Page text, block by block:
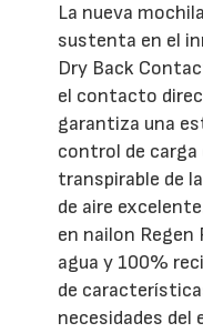
La nueva
sustenta en el
Dry Back
el contacto
garantiza una
control de carga
transpirable de
de aire
en nailon Regen
agua y 100%
de
necesidades del